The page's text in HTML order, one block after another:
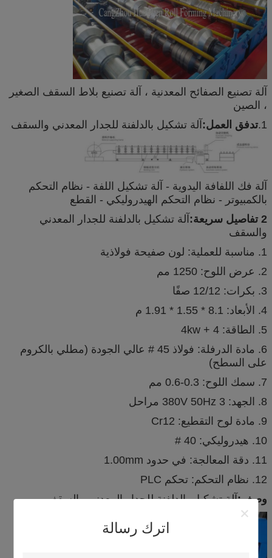
اترك رسالة
آلة تصنيع الصفائح المعدنية ، آلة تصنيع بلاط السقف الصغير
، الصين
1. تدفق العمل: آلة تشكيل بالدلفنة للجدار المعدني والسقف
آلة فك اللفافة اليدوية - آلة تشكيل اللفة - نظام التحكم
بالكمبيوتر - نظام التحكم الهيدروليكي - القطع
2 تفاصيل سريعة:
آلة تشكيل بالدلفنة للجدار المعدني
والسقف
1. مناسبة للعملية: لون صفيحة فولاذية
2. عرض اللوح: 1250 مم
3. بكرات: 12/12 صفًا
4. الأبعاد: 8.1 * 1.55 * 1.91 م
5. الطاقة: 4 + 4kw
6. مادة الدرفلة: فولاذ 45 # عالي الجودة (مطلي بالكروم
على السطح)
7. سمك اللوح: 0.3-0.6 مم
8. الجهد: 380V 50Hz 3 مراحل
9. مادة لوح التقطيع: Cr12
10. هيدروليكي: 40 #
11. دقة المعالجة: في حدود 1.00mm
12. نظام التحكم: تحكم PLC
وصف:آلة تشكيل بالدلفنة للجدار المعدني والسقف